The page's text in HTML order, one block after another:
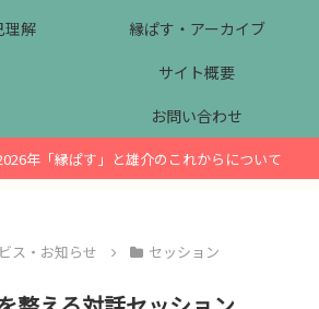
理解
縁ぱす・アーカイブ
サイト概要
お問い合わせ
年「縁ぱす」と雄介のこれからについて
ス・お知らせ セッション